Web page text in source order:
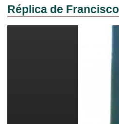
Réplica de